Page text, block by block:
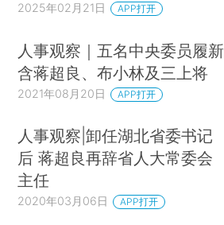
2025年02月21日 APP打开
人事观察｜五名中央委员履新
含蒋超良、布小林及三上将
2021年08月20日 APP打开
人事观察|卸任湖北省委书记
后 蒋超良再辞省人大常委会
主任
2020年03月06日 APP打开